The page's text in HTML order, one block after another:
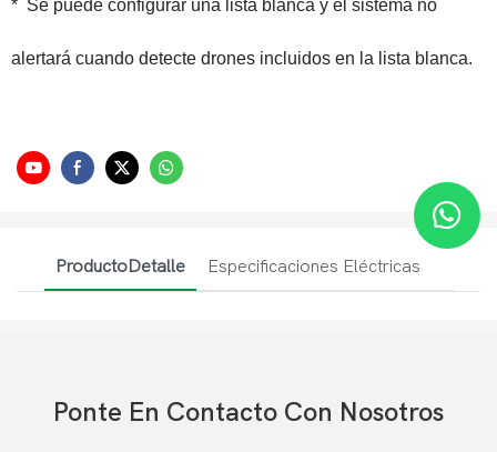
* Se puede configurar una lista blanca y el sistema no
alertará cuando detecte drones incluidos en la lista blanca.
ProductoDetalle Especificaciones Eléctricas
Ponte En Contacto Con Nosotros